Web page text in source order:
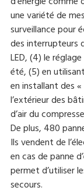
une variété de
surveillance pour
des interrupteurs
LED, (4) le
été, (5) en
en installant des
l’extérieur des
d’air du
De plus, 480
Ils vendent de
en cas de panne
permet d’utiliser
secours.